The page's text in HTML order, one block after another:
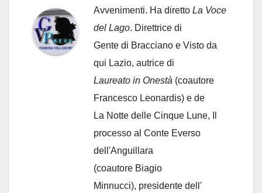
Avvenimenti. Ha diretto La Voce
del Lago. Direttrice di
Gente di Bracciano e Visto da
qui Lazio, autrice di
Laureato in Onestà (coautore
Francesco Leonardis) e de
La Notte delle Cinque Lune, Il
processo al Conte Everso
dell'Anguillara
(coautore Biagio
Minnucci), presidente dell'